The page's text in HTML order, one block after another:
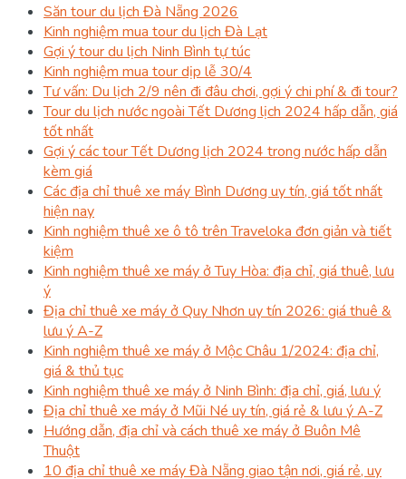
Săn tour du lịch Đà Nẵng 2026
Kinh nghiệm mua tour du lịch Đà Lạt
Gợi ý tour du lịch Ninh Bình tự túc
Kinh nghiệm mua tour dịp lễ 30/4
Tư vấn: Du lịch 2/9 nên đi đâu chơi, gợi ý chi phí & đi tour?
Tour du lịch nước ngoài Tết Dương lịch 2024 hấp dẫn, giá
tốt nhất
Gợi ý các tour Tết Dương lịch 2024 trong nước hấp dẫn
kèm giá
Các địa chỉ thuê xe máy Bình Dương uy tín, giá tốt nhất
hiện nay
Kinh nghiệm thuê xe ô tô trên Traveloka đơn giản và tiết
kiệm
Kinh nghiệm thuê xe máy ở Tuy Hòa: địa chỉ, giá thuê, lưu
ý
Địa chỉ thuê xe máy ở Quy Nhơn uy tín 2026: giá thuê &
lưu ý A-Z
Kinh nghiệm thuê xe máy ở Mộc Châu 1/2024: địa chỉ,
giá & thủ tục
Kinh nghiệm thuê xe máy ở Ninh Bình: địa chỉ, giá, lưu ý
Địa chỉ thuê xe máy ở Mũi Né uy tín, giá rẻ & lưu ý A-Z
Hướng dẫn, địa chỉ và cách thuê xe máy ở Buôn Mê
Thuột
10 địa chỉ thuê xe máy Đà Nẵng giao tận nơi, giá rẻ, uy